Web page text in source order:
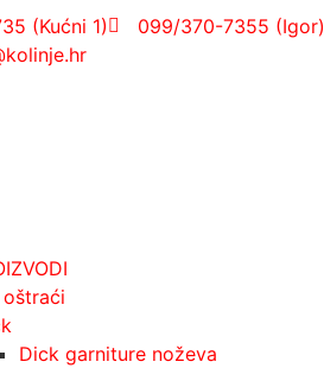
(Kućni 1)
099/370-7355 (Igor)
Dick garniture noževa